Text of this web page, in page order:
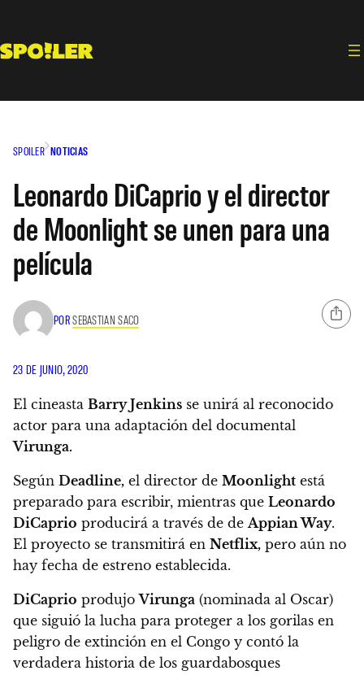
contenido
SPOILER NOTICIAS
Leonardo DiCaprio y el director
de Moonlight se unen para una
película
PORSEBASTIAN SACO
23 DE JUNIO, 2020
El cineasta Barry Jenkins se unirá al reconocido
actor para una adaptación del documental
Virunga.
Según Deadline, el director de Moonlight está
preparado para escribir, mientras que Leonardo
DiCaprio producirá a través de deAppian Way.
El proyecto se transmitirá en Netflix, pero aún no
hay fecha de estreno establecida.
DiCaprio produjoVirunga (nominada al Oscar)
que siguió la lucha para proteger a los gorilas en
peligro de extinción en el Congo y contó la
verdadera historia de los guardabosques